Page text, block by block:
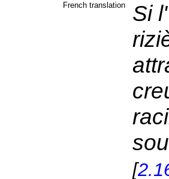
French translation
Si
[